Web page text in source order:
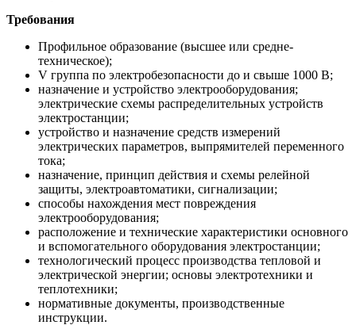
Требования
Профильное образование (высшее или средне-
техническое);
V группа по электробезопасности до и свыше 1000 В;
назначение и устройство электрооборудования;
электрические схемы распределительных устройств
электростанции;
устройство и назначение средств измерений
электрических параметров, выпрямителей переменного
тока;
назначение, принцип действия и схемы релейной
защиты, электроавтоматики, сигнализации;
способы нахождения мест повреждения
электрооборудования;
расположение и технические характеристики основного
и вспомогательного оборудования электростанции;
технологический процесс производства тепловой и
электрической энергии; основы электротехники и
теплотехники;
нормативные документы, производственные
инструкции.